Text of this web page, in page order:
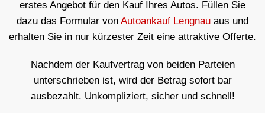
erstes Angebot für den Kauf Ihres Autos. Füllen Sie
dazu das Formular von Autoankauf Lengnau aus und
erhalten Sie in nur kürzester Zeit eine attraktive Offerte.
Nachdem der Kaufvertrag von beiden Parteien
unterschrieben ist, wird der Betrag sofort bar
ausbezahlt. Unkompliziert, sicher und schnell!